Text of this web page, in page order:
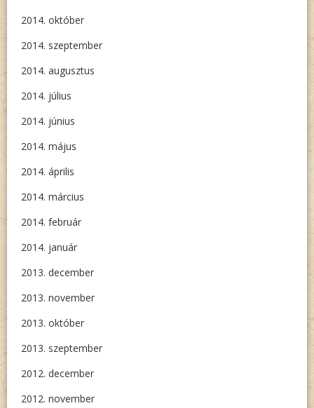
2014. október
2014. szeptember
2014. augusztus
2014. július
2014. június
2014. május
2014. április
2014. március
2014. február
2014. január
2013. december
2013. november
2013. október
2013. szeptember
2012. december
2012. november